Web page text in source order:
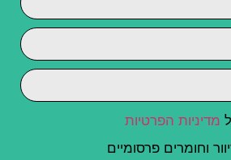
מדיניות הפרטיות
וחומרים פרסומיים